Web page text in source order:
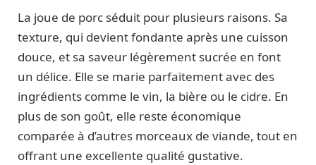
La joue de porc séduit pour plusieurs raisons. Sa
texture, qui devient fondante après une cuisson
douce, et sa saveur légèrement sucrée en font
un délice. Elle se marie parfaitement avec des
ingrédients comme le vin, la bière ou le cidre. En
plus de son goût, elle reste économique
comparée à d’autres morceaux de viande, tout en
offrant une excellente qualité gustative.